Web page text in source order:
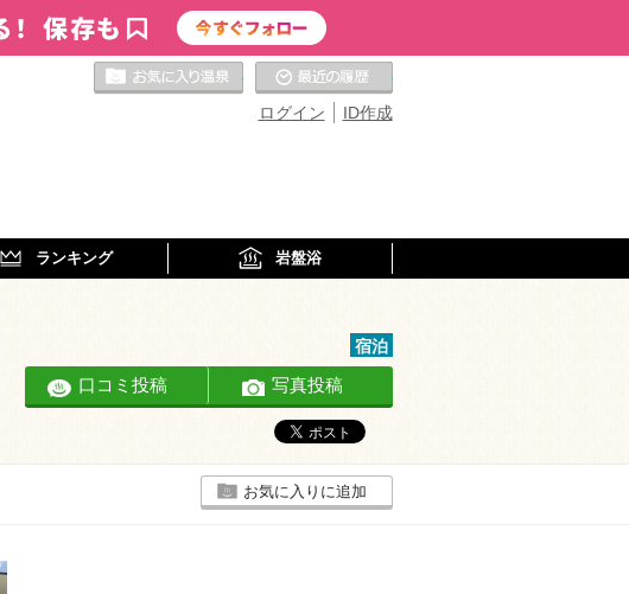
ID作成
ログイン
お気に入りの温泉
ランキング 岩盤浴
宿泊
口コミ投稿 写真投稿
お気に入りに追加